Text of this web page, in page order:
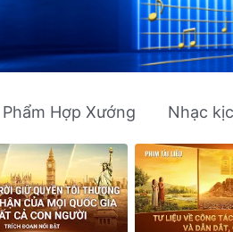
Hợp Xướng Nhạc